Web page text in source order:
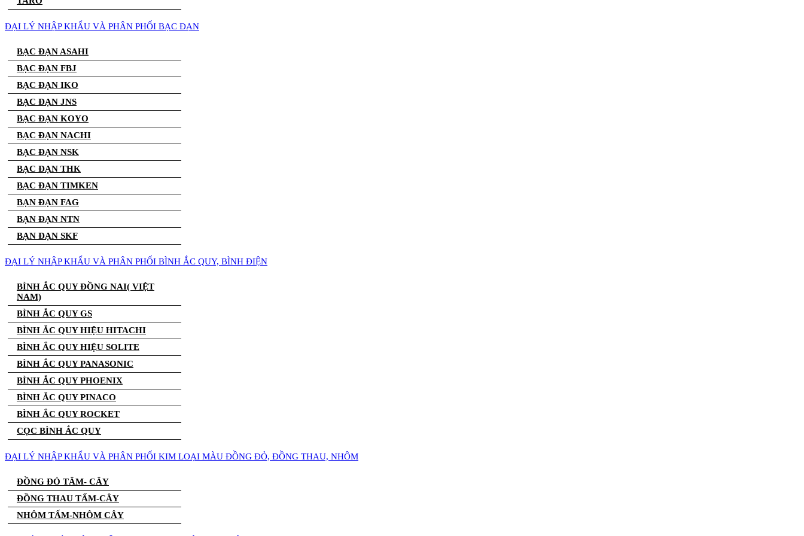
ĐẠI LÝ NHẬP KHẨU VÀ PHÂN PHỐI BẠC ĐẠN
BẠC ĐẠN ASAHI
BẠC ĐẠN FBJ
BẠC ĐẠN IKO
BẠC ĐẠN JNS
BẠC ĐẠN KOYO
BẠC ĐẠN NACHI
BẠC ĐẠN NSK
BẠC ĐẠN THK
BẠC ĐẠN TIMKEN
BẠN ĐẠN FAG
BẠN ĐẠN NTN
BẠN ĐẠN SKF
ĐẠI LÝ NHẬP KHẨU VÀ PHÂN PHỐI BÌNH ẮC QUY, BÌNH ĐIỆN
BÌNH ẮC QUY ĐỒNG NAI( VIỆT
NAM)
BÌNH ẮC QUY GS
BÌNH ẮC QUY HIỆU HITACHI
BÌNH ẮC QUY HIỆU SOLITE
BÌNH ẮC QUY PANASONIC
BÌNH ẮC QUY PHOENIX
BÌNH ẮC QUY PINACO
BÌNH ẮC QUY ROCKET
CỌC BÌNH ẮC QUY
ĐẠI LÝ NHẬP KHẨU VÀ PHÂN PHỐI KIM LOẠI MÀU ĐỒNG ĐỎ, ĐỒNG THAU, NHÔM
ĐỒNG ĐỎ TÂM- CÂY
ĐỒNG THAU TẤM-CÂY
NHÔM TẤM-NHÔM CÂY